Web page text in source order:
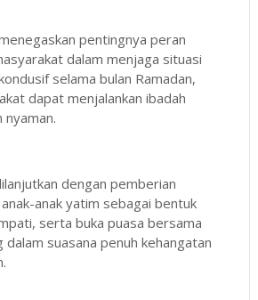
pentingnya peran
dalam menjaga situasi
selama bulan Ramadan,
dapat menjalankan ibadah
nyaman.
dengan pemberian
anak yatim sebagai bentuk
serta buka puasa bersama
suasana penuh kehangatan